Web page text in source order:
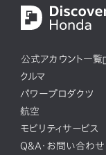
公式アカウント一覧
クルマ
パワープロダクツ
航空
モビリティサービス
Q&A・お問い合わせ